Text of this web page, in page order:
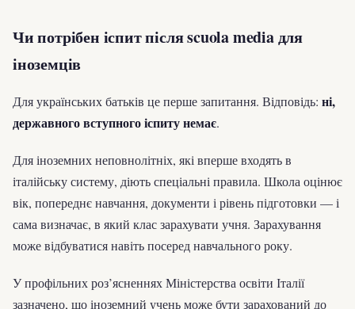
Чи потрібен іспит після scuola media для
іноземців
Для українських батьків це перше запитання. Відповідь: ні,
державного вступного іспиту немає.
Для іноземних неповнолітніх, які вперше входять в
італійську систему, діють спеціальні правила. Школа оцінює
вік, попереднє навчання, документи і рівень підготовки — і
сама визначає, в який клас зарахувати учня. Зарахування
може відбуватися навіть посеред навчального року.
У профільних роз’ясненнях Міністерства освіти Італії
зазначено, що іноземний учень може бути зарахований до